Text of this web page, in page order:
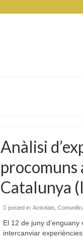
Anàlisi
procomuns
Catalunya
posted in: Activitats
El 12 de juny
intercanviar